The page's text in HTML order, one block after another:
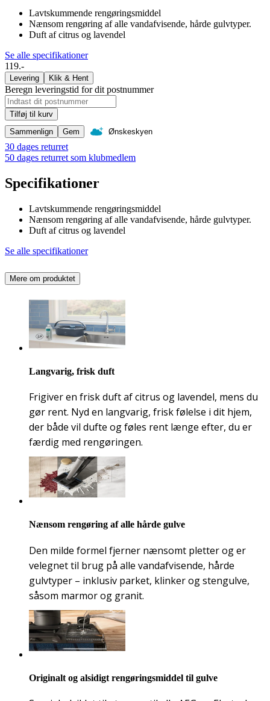
Lavtskummende rengøringsmiddel
Nænsom rengøring af alle vandafvisende, hårde gulvtyper.
Duft af citrus og lavendel
Se alle specifikationer
119.-
Levering Klik & Hent
Beregn leveringstid for dit postnummer
Tilføj til kurv
Sammenlign
Gem Ønskeskyen
30 dages returret
50 dages returret som klubmedlem
Specifikationer
Lavtskummende rengøringsmiddel
Nænsom rengøring af alle vandafvisende, hårde gulvtyper.
Duft af citrus og lavendel
Se alle specifikationer
Mere om produktet
Langvarig, frisk duft
Frigiver en frisk duft af citrus og lavendel, mens du
gør rent. Nyd en langvarig, frisk følelse i dit hjem,
der både vil dufte og føles rent længe efter, du er
færdig med rengøringen.
Nænsom rengøring af alle hårde gulve
Den milde formel fjerner nænsomt pletter og er
velegnet til brug på alle vandafvisende, hårde
gulvtyper – inklusiv parket, klinker og stengulve,
såsom marmor og granit.
Originalt og alsidigt rengøringsmiddel til gulve